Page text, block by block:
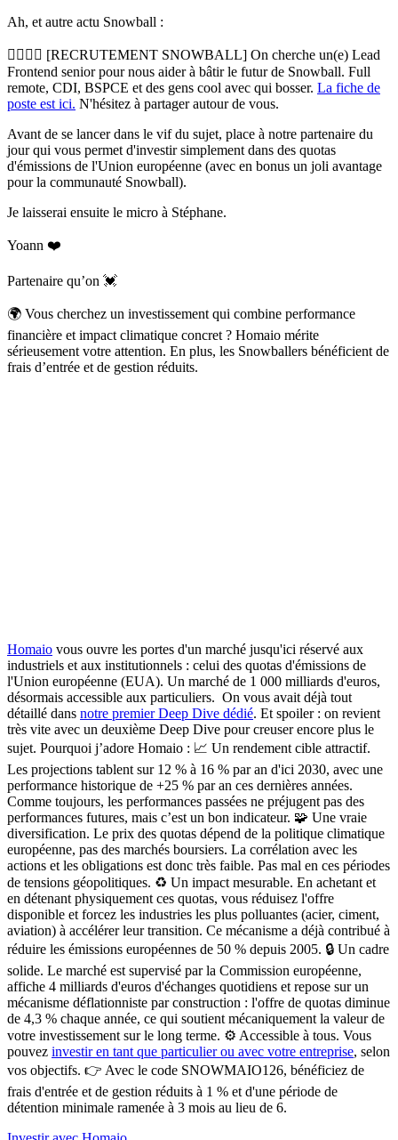
Ah, et autre actu Snowball :
🙋‍♀️🙋‍♂️ [RECRUTEMENT SNOWBALL] On cherche un(e) Lead
Frontend senior pour nous aider à bâtir le futur de Snowball. Full
remote, CDI, BSPCE et des gens cool avec qui bosser. La fiche de
poste est ici. N'hésitez à partager autour de vous.
Avant de se lancer dans le vif du sujet, place à notre partenaire du
jour qui vous permet d'investir simplement dans des quotas
d'émissions de l'Union européenne (avec en bonus un joli avantage
pour la communauté Snowball).
Je laisserai ensuite le micro à Stéphane.
Yoann ❤️
Partenaire qu’on 💓
🌍 Vous cherchez un investissement qui combine performance
financière et impact climatique concret ? Homaio mérite
sérieusement votre attention. En plus, les Snowballers bénéficient de
frais d’entrée et de gestion réduits.
Homaio vous ouvre les portes d'un marché jusqu'ici réservé aux
industriels et aux institutionnels : celui des quotas d'émissions de
l'Union européenne (EUA). Un marché de 1 000 milliards d'euros,
désormais accessible aux particuliers. On vous avait déjà tout
détaillé dans notre premier Deep Dive dédié. Et spoiler: on revient
très vite avec un deuxième Deep Dive pour creuser encore plus le
sujet. Pourquoi j’adore Homaio : 📈 Un rendement cible attractif.
Les projections tablent sur 12 % à 16 % par an d'ici 2030, avec une
performance historique de +25 % par an ces dernières années.
Comme toujours, les performances passées ne préjugent pas des
performances futures, mais c’est un bon indicateur. 🧩 Une vraie
diversification. Le prix des quotas dépend de la politique climatique
européenne, pas des marchés boursiers. La corrélation avec les
actions et les obligations est donc très faible. Pas mal en ces périodes
de tensions géopolitiques. ♻️ Un impact mesurable. En achetant et
en détenant physiquement ces quotas, vous réduisez l'offre
disponible et forcez les industries les plus polluantes (acier, ciment,
aviation) à accélérer leur transition. Ce mécanisme a déjà contribué à
réduire les émissions européennes de 50 % depuis 2005. 🔒 Un cadre
solide. Le marché est supervisé par la Commission européenne,
affiche 4 milliards d'euros d'échanges quotidiens et repose sur un
mécanisme déflationniste par construction : l'offre de quotas diminue
de 4,3 % chaque année, ce qui soutient mécaniquement la valeur de
votre investissement sur le long terme. ⚙️ Accessible à tous. Vous
pouvez investir en tant que particulier ou avec votre entreprise, selon
vos objectifs. 👉 Avec le code SNOWMAIO126, bénéficiez de
frais d'entrée et de gestion réduits à 1 % et d'une période de
détention minimale ramenée à 3 mois au lieu de 6.